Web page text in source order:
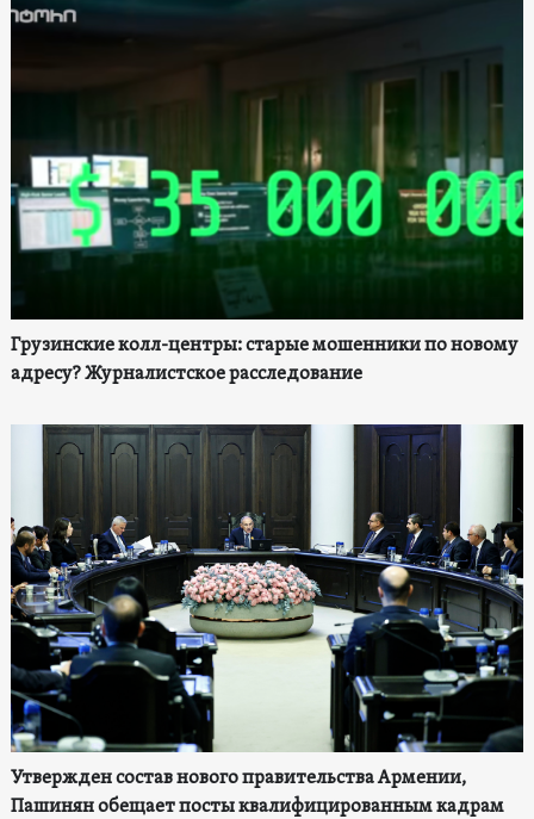
Грузинские колл-центры: старые мошенники по новому
адресу? Журналистское расследование
Утвержден состав нового правительства Армении,
Пашинян обещает посты квалифицированным кадрам